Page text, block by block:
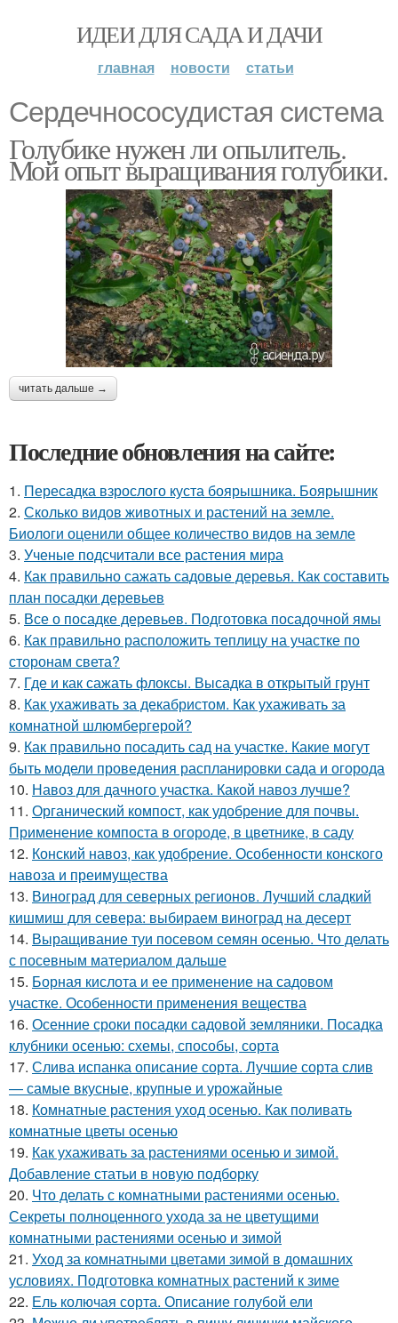
ИДЕИ ДЛЯ САДА И ДАЧИ
главная новости статьи
Сердечнососудистая система
Голубике нужен ли опылитель.
Мой опыт выращивания голубики.
читать дальше →
Последние обновления на сайте:
1. Пересадка взрослого куста боярышника. Боярышник
2. Сколько видов животных и растений на земле.
Биологи оценили общее количество видов на земле
3. Ученые подсчитали все растения мира
4. Как правильно сажать садовые деревья. Как составить
план посадки деревьев
5. Все о посадке деревьев. Подготовка посадочной ямы
6. Как правильно расположить теплицу на участке по
сторонам света?
7. Где и как сажать флоксы. Высадка в открытый грунт
8. Как ухаживать за декабристом. Как ухаживать за
комнатной шлюмбергерой?
9. Как правильно посадить сад на участке. Какие могут
быть модели проведения распланировки сада и огорода
10. Навоз для дачного участка. Какой навоз лучше?
11. Органический компост, как удобрение для почвы.
Применение компоста в огороде, в цветнике, в саду
12. Конский навоз, как удобрение. Особенности конского
навоза и преимущества
13. Виноград для северных регионов. Лучший сладкий
кишмиш для севера: выбираем виноград на десерт
14. Выращивание туи посевом семян осенью. Что делать
с посевным материалом дальше
15. Борная кислота и ее применение на садовом
участке. Особенности применения вещества
16. Осенние сроки посадки садовой земляники. Посадка
клубники осенью: схемы, способы, сорта
17. Слива испанка описание сорта. Лучшие сорта слив
— самые вкусные, крупные и урожайные
18. Комнатные растения уход осенью. Как поливать
комнатные цветы осенью
19. Как ухаживать за растениями осенью и зимой.
Добавление статьи в новую подборку
20. Что делать с комнатными растениями осенью.
Секреты полноценного ухода за не цветущими
комнатными растениями осенью и зимой
21. Уход за комнатными цветами зимой в домашних
условиях. Подготовка комнатных растений к зиме
22. Ель колючая сорта. Описание голубой ели